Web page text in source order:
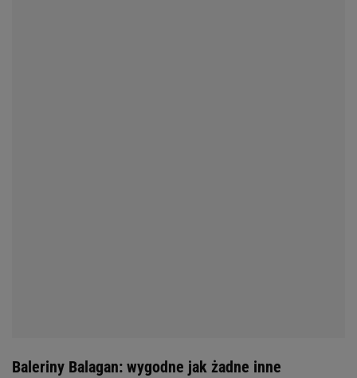
Baleriny Balagan: wygodne jak żadne inne